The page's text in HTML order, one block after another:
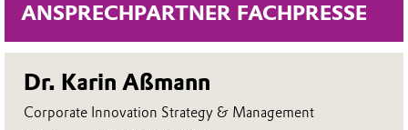
ANSPRECHPARTNER FACHPRESSE
Dr. Karin Aßmann
Corporate Innovation Strategy & Management